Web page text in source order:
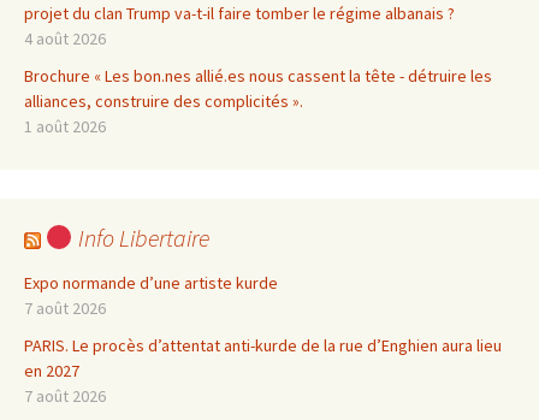
projet du clan Trump va-t-il faire tomber le régime albanais ?
4 août 2026
Brochure « Les bon.nes allié.es nous cassent la tête - détruire les
alliances, construire des complicités ».
1 août 2026
Info Libertaire
Expo normande d’une artiste kurde
7 août 2026
PARIS. Le procès d’attentat anti-kurde de la rue d’Enghien aura lieu
en 2027
7 août 2026